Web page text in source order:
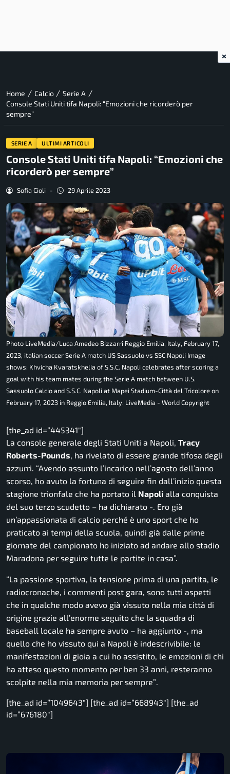
Home / Calcio / Serie A /
Console Stati Uniti tifa Napoli: “Emozioni che ricorderò per
sempre”
SERIE A ULTIMI ARTICOLI
Console Stati Uniti tifa Napoli: “Emozioni che
ricorderò per sempre”
Sofia Cioli - 29 Aprile 2023
Photo LiveMedia/Luca Amedeo Bizzarri Reggio Emilia, Italy, February 17,
2023, italian soccer Serie A match US Sassuolo vs SSC Napoli Image
shows: Khvicha Kvaratskhelia of S.S.C. Napoli celebrates after scoring a
goal with his team mates during the Serie A match between U.S.
Sassuolo Calcio and S.S.C. Napoli at Mapei Stadium-Città del Tricolore on
February 17, 2023 in Reggio Emilia, Italy. LiveMedia - World Copyright
[the_ad id=”445341″]
La console generale degli Stati Uniti a Napoli, Tracy
Roberts-Pounds, ha rivelato di essere grande tifosa degli
azzurri. “Avendo assunto l’incarico nell’agosto dell’anno
scorso, ho avuto la fortuna di seguire fin dall’inizio questa
stagione trionfale che ha portato il Napoli alla conquista
del suo terzo scudetto – ha dichiarato -. Ero già
un’appassionata di calcio perché è uno sport che ho
praticato ai tempi della scuola, quindi già dalle prime
giornate del campionato ho iniziato ad andare allo stadio
Maradona per seguire tutte le partite in casa”.
“La passione sportiva, la tensione prima di una partita, le
radiocronache, i commenti post gara, sono tutti aspetti
che in qualche modo avevo già vissuto nella mia città di
origine grazie all’enorme seguito che la squadra di
baseball locale ha sempre avuto – ha aggiunto -, ma
quello che ho vissuto qui a Napoli è indescrivibile: le
manifestazioni di gioia a cui ho assistito, le emozioni di chi
ha atteso questo momento per ben 33 anni, resteranno
scolpite nella mia memoria per sempre”.
[the_ad id=”1049643″] [the_ad id=”668943″] [the_ad
id=”676180″]
×